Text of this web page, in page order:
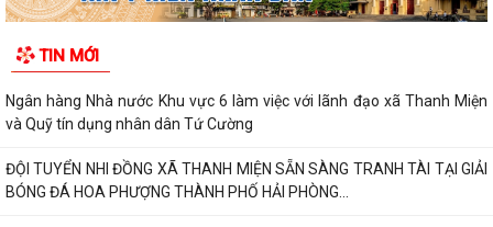
TIN MỚI
Ngân hàng Nhà nước Khu vực 6 làm việc với lãnh đạo xã Thanh Miện
và Quỹ tín dụng nhân dân Tứ Cường
ĐỘI TUYỂN NHI ĐỒNG XÃ THANH MIỆN SẴN SÀNG TRANH TÀI TẠI GIẢI
BÓNG ĐÁ HOA PHƯỢNG THÀNH PHỐ HẢI PHÒNG...